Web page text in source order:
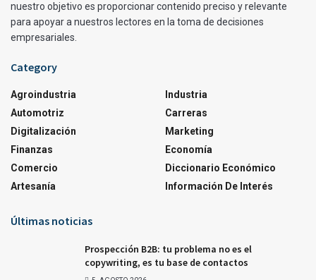
nuestro objetivo es proporcionar contenido preciso y relevante
para apoyar a nuestros lectores en la toma de decisiones
empresariales.
Category
Agroindustria
Automotriz
Digitalización
Finanzas
Comercio
Artesanía
Industria
Carreras
Marketing
Economía
Diccionario Económico
Información De Interés
Últimas noticias
Prospección B2B: tu problema no es el
copywriting, es tu base de contactos